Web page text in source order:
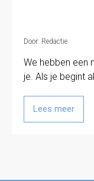
Door: Redactie
We hebben een
je. Als je begint
Lees meer